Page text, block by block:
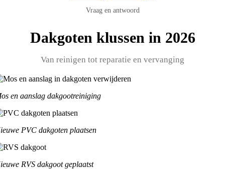
Vraag en antwoord
Dakgoten klussen in 2026
Van reinigen tot reparatie en vervanging
en aanslag dakgootreiniging
PVC dakgoten plaatsen
RVS dakgoot geplaatst